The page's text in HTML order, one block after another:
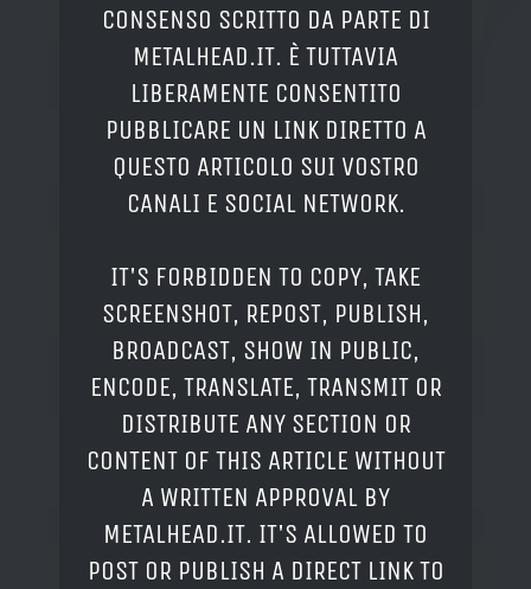
CONSENSO SCRITTO DA PARTE DI
METALHEAD.IT. È TUTTAVIA
LIBERAMENTE CONSENTITO
PUBBLICARE UN LINK DIRETTO A
QUESTO ARTICOLO SUI VOSTRO
CANALI E SOCIAL NETWORK.
IT'S FORBIDDEN TO COPY, TAKE
SCREENSHOT, REPOST, PUBLISH,
BROADCAST, SHOW IN PUBLIC,
ENCODE, TRANSLATE, TRANSMIT OR
DISTRIBUTE ANY SECTION OR
CONTENT OF THIS ARTICLE WITHOUT
A WRITTEN APPROVAL BY
METALHEAD.IT. IT'S ALLOWED TO
POST OR PUBLISH A DIRECT LINK TO